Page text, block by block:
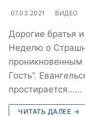
07.03.2021 ВИДЕО
Дорогие братья
Неделю о
проникновенным
Гость”.
простирается……
ЧИТАТЬ ДАЛЕЕ →